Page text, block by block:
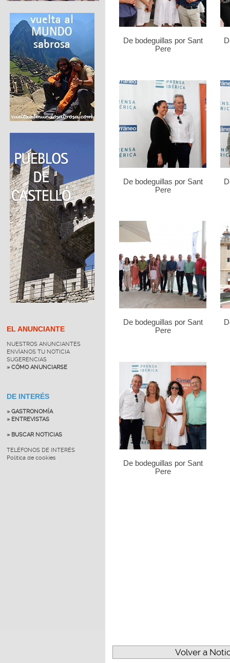
EL ANUNCIANTE
NUESTROS ANUNCIANTES
ENVÍANOS TU NOTICIA
SUGERENCIAS
» CÓMO ANUNCIARSE
DE INTERÉS
» GASTRONOMÍA
» ENTREVISTAS
» BUSCAR NOTICIAS
TELÉFONOS DE INTERÉS
Política de cookies
De bodeguillas por Sant
Pere
De bodeguillas por Sant
Pere
De bodeguillas por Sant
Pere
De bodeguillas por Sant
Pere
Volver a